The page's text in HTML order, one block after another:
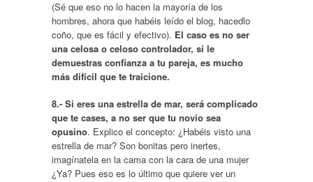
(Sé que eso no lo hacen la mayoría de los
hombres, ahora que habéis leído el blog, hacedlo
coño, que es fácil y efectivo). El caso es no ser
una celosa o celoso controlador, si le
demuestras confianza a tu pareja, es mucho
más difícil que te traicione.
8.- Si eres una estrella de mar, será complicado
que te cases, a no ser que tu novio sea
opusino. Explico el concepto: ¿Habéis visto una
estrella de mar? Son bonitas pero inertes,
imagínatela en la cama con la cara de una mujer
¿Ya? Pues eso es lo último que quiere ver un